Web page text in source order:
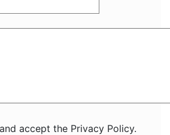
accept the Privacy Policy.